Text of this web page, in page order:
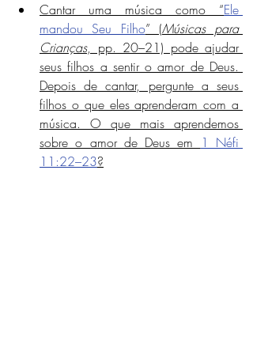
Cantar uma música como “Ele
mandou Seu Filho” (Músicas para
Crianças, pp. 20–21) pode ajudar
seus filhos a sentir o amor de Deus.
Depois de cantar, pergunte a seus
filhos o que eles aprenderam com a
música. O que mais aprendemos
sobre o amor de Deus em
1 Néfi
11:22–23?